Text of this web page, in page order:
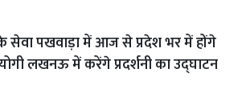
सेवा पखवाड़ा में आज से प्रदेश भर में होंगे
योगी लखनऊ में करेंगे प्रदर्शनी का उद्घाटन